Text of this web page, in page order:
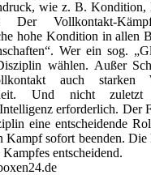
wie z. B. Kondition,
Der Vollkontakt-
hohe Kondition in allen
Wer ein sog.
wählen. Außer
auch
Und nicht zuletzt
erforderlich. Der
eine entscheidende
Kampf sofort beenden. Die
entscheidend.